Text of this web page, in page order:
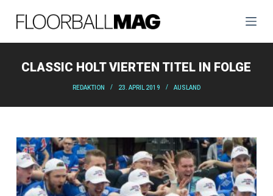
Z
u
m
a
s
p
CLASSIC HOLT VIERTEN TITEL IN FOLGE
REDAKTION 23. APRIL 2019 AUSLAND